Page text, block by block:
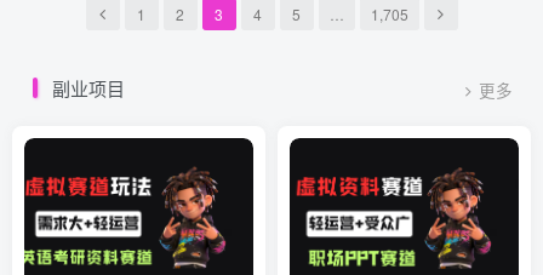
1 2 3 4 5 1,705
副业项目 更多